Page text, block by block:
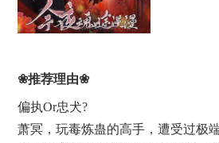
❀推荐理由❀
偏执Or忠犬?
萧冥，玩毒炼蛊的高手，遭受过极